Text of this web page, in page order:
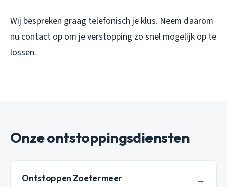
Wij bespreken graag telefonisch je klus. Neem daarom
nu contact op om je verstopping zo snel mogelijk op te
lossen.
Onze ontstoppingsdiensten
Ontstoppen Zoetermeer →